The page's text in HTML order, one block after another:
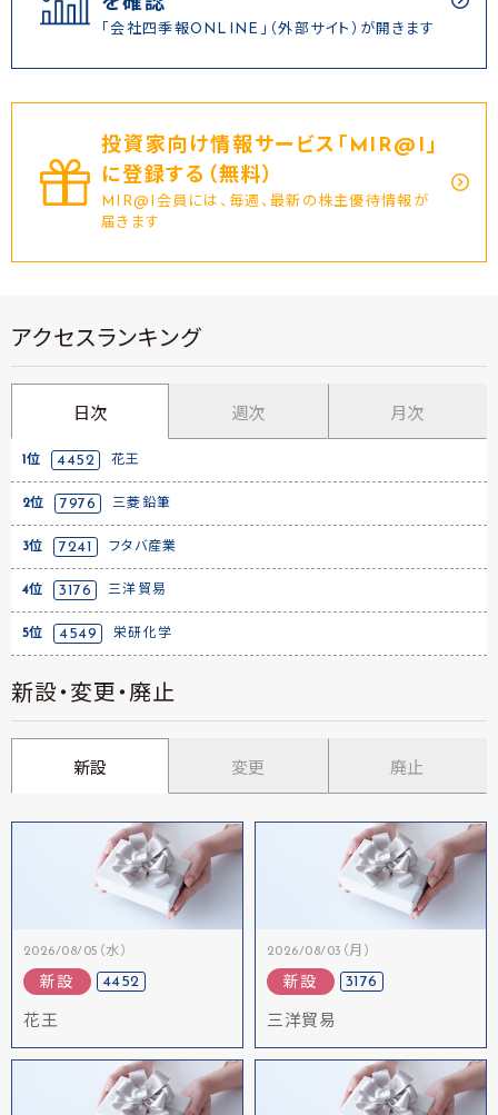
「会社四季報ONLINE」（外部サイト）が開きます
投資家向け情報サービス｢MIR@I｣
に登録する（無料）
MIR@I会員には、毎週、最新の株主優待情報が
届きます
アクセスランキング
日次 週次 月次
1位 4452 花王
2位 7976 三菱鉛筆
3位 7241 フタバ産業
4位 3176 三洋貿易
5位 4549 栄研化学
新設・変更・廃止
新設 変更 廃止
2026/08/05（水）
新設 4452
花王
2026/08/03（月）
新設 3176
三洋貿易